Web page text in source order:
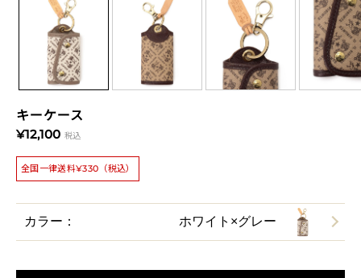
キーケース
¥12,100 税込
全国一律送料¥330（税込）
カラー： ホワイト×グレー